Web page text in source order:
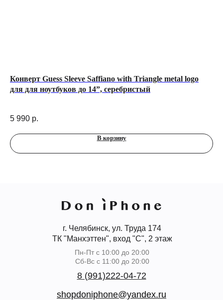
Конверт Guess Sleeve Saffiano with Triangle metal logo
для для ноутбуков до 14”, серебристый
5 990 р.
В корзину
г. Челябинск, ул. Труда 174
ТК "Манхэттен", вход "С", 2 этаж
Пн-Пт с 10:00 до 20:00
Сб-Вс с 11:00 до 20:00
8 (991)222-04-72
shopdoniphone@yandex.ru